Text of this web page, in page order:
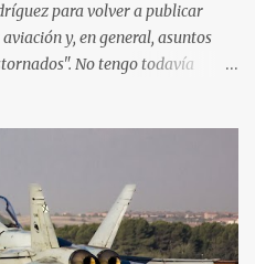
para volver a publicar
y, en general, asuntos
No tengo todavía
sesión fotográfica en el
no he tenido tiempo de
asistí al Festival Aéreo de